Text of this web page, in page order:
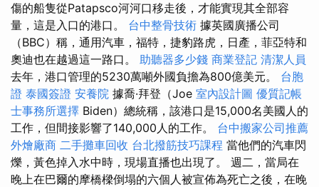
傷的船隻從Patapsco河河口移走後，才能實現其全部容
量，這是入口的港口。 台中整骨技術 據英國廣播公司
（BBC）稱，通用汽車，福特，捷豹路虎，日產，菲亞特和
奧迪也在越過這一路口。 助聽器多少錢 商業登記 清潔人員
去年，港口管理的5230萬噸外國負擔為800億美元。 台胞
證 泰國簽證 安養院 據喬·拜登（Joe 室內設計圖 優質記帳
士事務所選擇 Biden）總統稱，該港口是15,000名美國人的
工作，但間接影響了140,000人的工作。 台中搬家公司推薦
外燴廠商 二手攤車回收 台北撥筋技巧課程 當他們的汽車閃
爍，黃色掉入水中時，現場直播也出現了。 週二，當局在
晚上在巴爾的摩橋樑倒塌的六個人被宣佈為死亡之後，在晚